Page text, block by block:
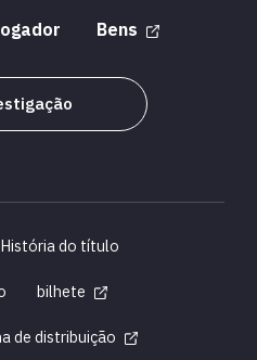
Bens
História do título
bilhete
de distribuição